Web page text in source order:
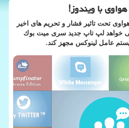
با ویندوز!
تحت تاثیر فشار و تحریم های اخیر
می خواهد لپ تاپ جدید سری میت بوك